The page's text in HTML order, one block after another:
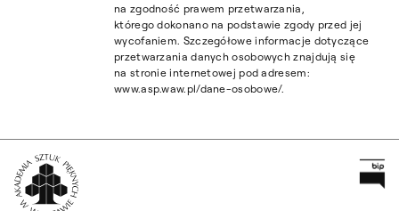
na zgodność prawem przetwarzania,
którego dokonano na podstawie zgody przed jej
wycofaniem. Szczegółowe informacje dotyczące
przetwarzania danych osobowych znajdują się
na stronie internetowej pod adresem:
www.asp.waw.pl/dane-osobowe/.